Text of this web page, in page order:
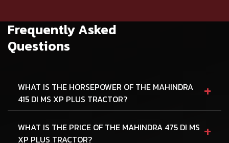
Frequently Asked
Questions
WHAT IS THE HORSEPOWER OF THE MAHINDRA
415 DI MS XP PLUS TRACTOR?
+
WHAT IS THE PRICE OF THE MAHINDRA 475 DI MS
XP PLUS TRACTOR?
+